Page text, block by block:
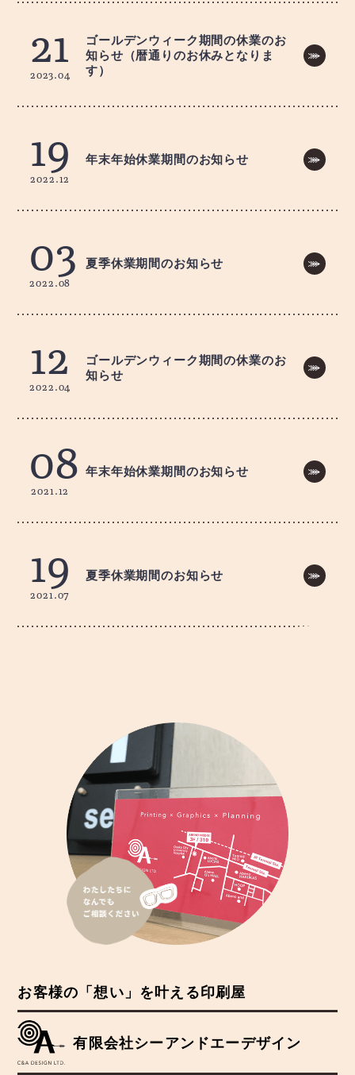
21
2023.04
ゴールデンウィーク期間の休業のお
知らせ（暦通りのお休みとなりま
す）
19
2022.12
年末年始休業期間のお知らせ
03
2022.08
夏季休業期間のお知らせ
12
2022.04
ゴールデンウィーク期間の休業のお
知らせ
08
2021.12
年末年始休業期間のお知らせ
19
2021.07
夏季休業期間のお知らせ
お客様の「想い」を叶える印刷屋
有限会社シーアンドエーデザイン